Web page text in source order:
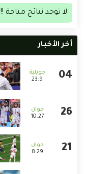
لا توجد نتائج متاحة !!
أخر الأخبار
23:9
10:27
8:29